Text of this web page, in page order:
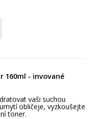
160ml - invované
vaši suchou
obličeje, vyzkoušejte
toner.